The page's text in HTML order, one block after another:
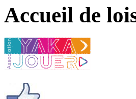
Accueil de